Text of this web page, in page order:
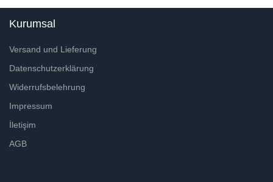
Kurumsal
Versand und Lieferung
Datenschutzerklärung
Widerrufsbelehrung
Impressum
İletişim
AGB